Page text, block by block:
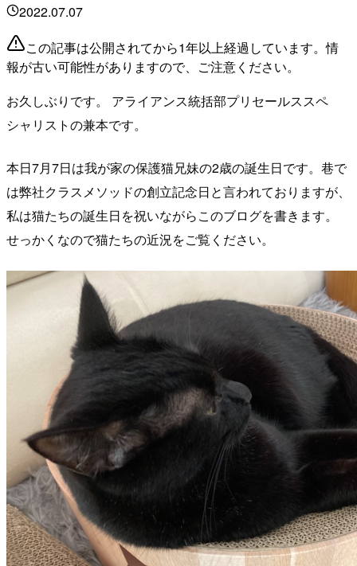
2022.07.07
この記事は公開されてから1年以上経過しています。情
報が古い可能性がありますので、ご注意ください。
お久しぶりです。 アライアンス統括部プリセールススペ
シャリストの兼本です。
本日7月7日は我が家の保護猫兄妹の2歳の誕生日です。巷で
は弊社クラスメソッドの創立記念日と言われておりますが、
私は猫たちの誕生日を祝いながらこのブログを書きます。
せっかくなので猫たちの近況をご覧ください。